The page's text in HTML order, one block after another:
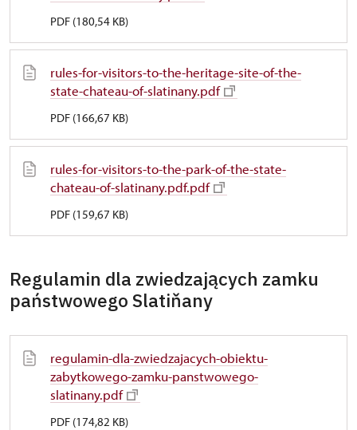
PDF (180,54 KB)
rules-for-visitors-to-the-heritage-site-of-the-
state-chateau-of-slatinany.pdf
PDF (166,67 KB)
rules-for-visitors-to-the-park-of-the-state-
chateau-of-slatinany.pdf.pdf
PDF (159,67 KB)
Regulamin dla zwiedzających zamku
państwowego Slatiňany
regulamin-dla-zwiedzajacych-obiektu-
zabytkowego-zamku-panstwowego-
slatinany.pdf
PDF (174,82 KB)